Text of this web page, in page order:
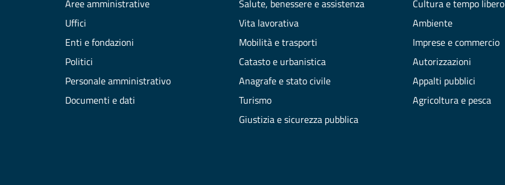
Aree amministrative
Uffici
Enti e fondazioni
Politici
Personale amministrativo
Documenti e dati
Salute, benessere e assistenza
Vita lavorativa
Mobilità e trasporti
Catasto e urbanistica
Anagrafe e stato civile
Turismo
Giustizia e sicurezza pubblica
Cultura e tempo libero
Ambiente
Imprese e commercio
Autorizzazioni
Appalti pubblici
Agricoltura e pesca